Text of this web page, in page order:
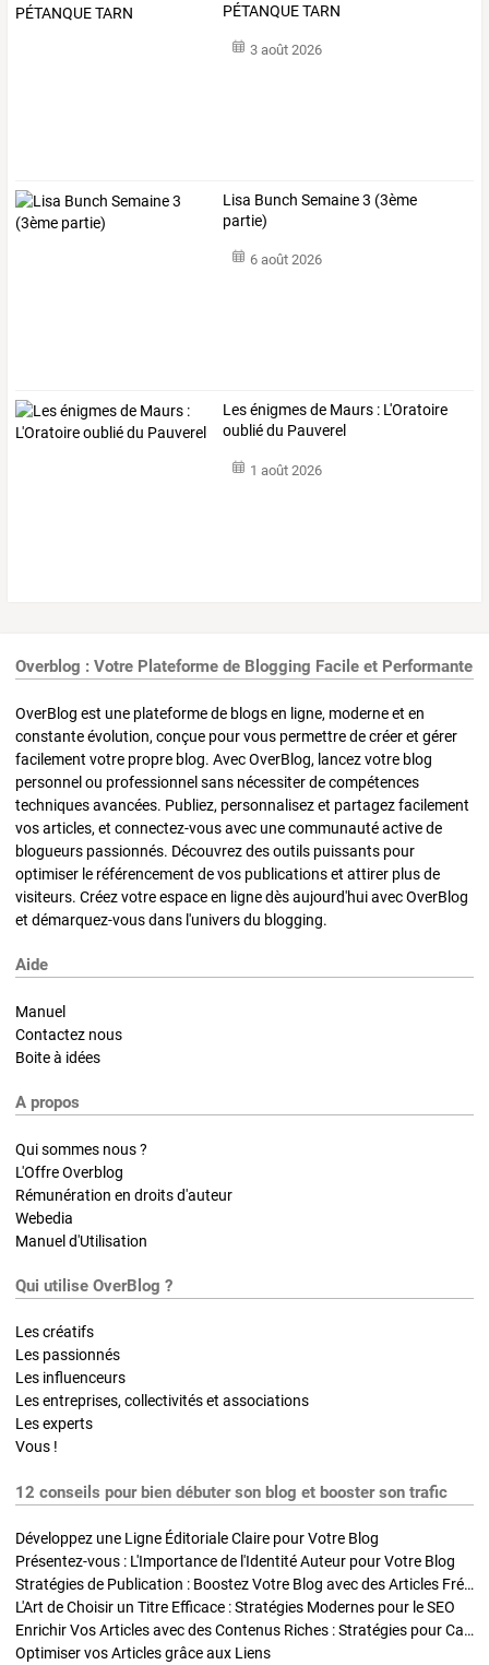
PÉTANQUE TARN
3 août 2026
Lisa Bunch Semaine 3 (3ème
partie)
6 août 2026
Les énigmes de Maurs : L'Oratoire
oublié du Pauverel
1 août 2026
Overblog : Votre Plateforme de Blogging Facile et Performante
OverBlog est une plateforme de blogs en ligne, moderne et en
constante évolution, conçue pour vous permettre de créer et gérer
facilement votre propre blog. Avec OverBlog, lancez votre blog
personnel ou professionnel sans nécessiter de compétences
techniques avancées. Publiez, personnalisez et partagez facilement
vos articles, et connectez-vous avec une communauté active de
blogueurs passionnés. Découvrez des outils puissants pour
optimiser le référencement de vos publications et attirer plus de
visiteurs. Créez votre espace en ligne dès aujourd'hui avec OverBlog
et démarquez-vous dans l'univers du blogging.
Aide
Manuel
Contactez nous
Boite à idées
A propos
Qui sommes nous ?
L'Offre Overblog
Rémunération en droits d'auteur
Webedia
Manuel d'Utilisation
Qui utilise OverBlog ?
Les créatifs
Les passionnés
Les influenceurs
Les entreprises, collectivités et associations
Les experts
Vous !
12 conseils pour bien débuter son blog et booster son trafic
Développez une Ligne Éditoriale Claire pour Votre Blog
Présentez-vous : L'Importance de l'Identité Auteur pour Votre Blog
Stratégies de Publication : Boostez Votre Blog avec des Articles Fréquents et Exclusifs
L'Art de Choisir un Titre Efficace : Stratégies Modernes pour le SEO
Enrichir Vos Articles avec des Contenus Riches : Stratégies pour Captiver et Optimiser
Optimiser vos Articles grâce aux Liens